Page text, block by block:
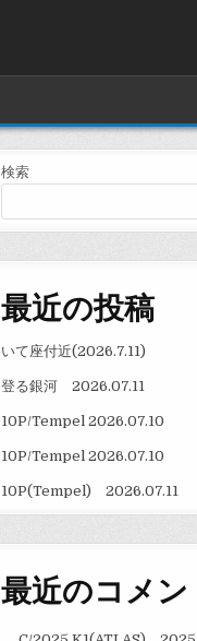
検索
最近の投稿
いて座付近(2026.7.11)
登る銀河 2026.07.11
10P/Tempel 2026.07.10
10P/Tempel 2026.07.10
10P(Tempel) 2026.07.11
最近のコメン